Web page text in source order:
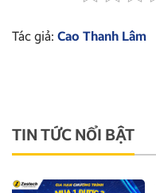
Tác giả: Cao Thanh Lâm
TIN TỨC NỔI BẬT